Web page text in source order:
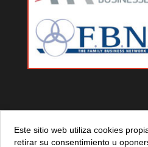
Este sitio web utiliza cookies
retirar su consentimiento u